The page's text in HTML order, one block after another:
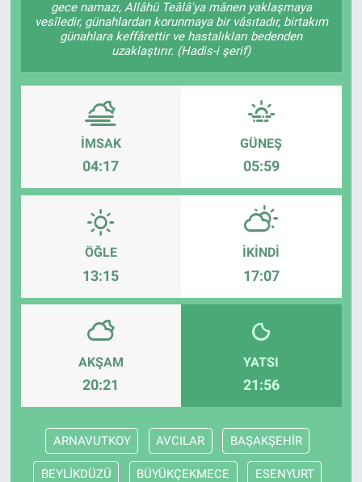
gece namazı, Allâhü Teâlâ'ya mânen yaklaşmaya
vesîledir, günahlardan korunmaya bir vâsıtadır, birtakım
günahlara keffârettir ve hastalıkları bedenden
uzaklaştırır. (Hadis-i şerif)
İMSAK
04:17
GÜNEŞ
05:59
ÖĞLE
13:15
İKINDI
17:07
AKŞAM
20:21
YATSI
21:56
ARNAVUTKOY AVCILAR BAŞAKŞEHİR
BEYLİKDÜZÜ BÜYÜKÇEKMECE ESENYURT
Ağır Sanayi Çözümleri